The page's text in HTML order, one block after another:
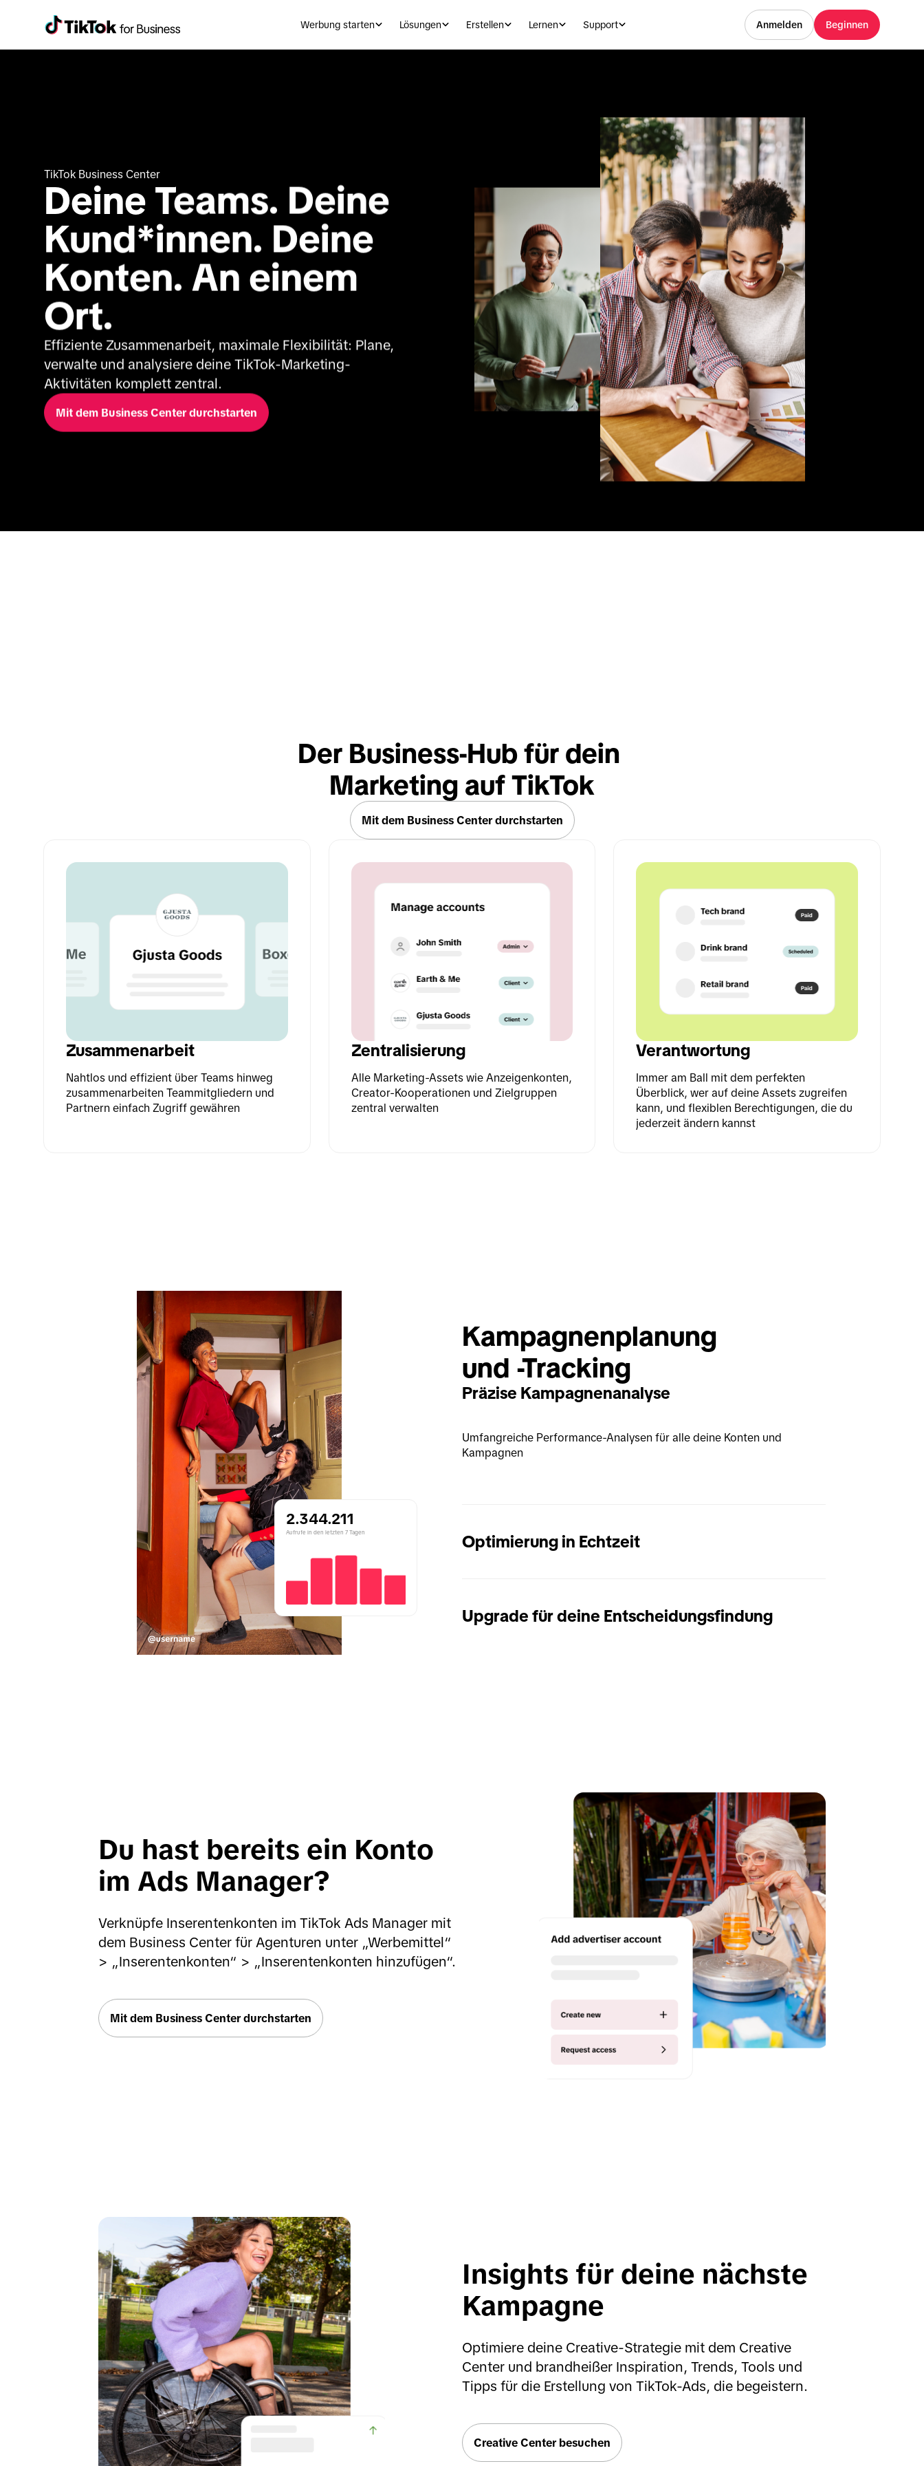
Werbung starten Lösungen Erstellen Lernen Support Anmelden Beginnen
TikTok Business Center
Deine Teams. Deine
Kund*innen. Deine
Konten. An einem
Ort.
Effiziente Zusammenarbeit, maximale Flexibilität: Plane,
verwalte und analysiere deine TikTok-Marketing-
Aktivitäten komplett zentral.
Mit dem Business Center durchstarten
Der Business-Hub für dein
Marketing auf TikTok
Mit dem Business Center durchstarten
Zusammenarbeit
Nahtlos und effizient über Teams hinweg
zusammenarbeiten Teammitgliedern und
Partnern einfach Zugriff gewähren
Zentralisierung
Alle Marketing-Assets wie Anzeigenkonten,
Creator-Kooperationen und Zielgruppen
zentral verwalten
Verantwortung
Immer am Ball mit dem perfekten
Überblick, wer auf deine Assets zugreifen
kann, und flexiblen Berechtigungen, die du
jederzeit ändern kannst
2.344.211
Aufrufe in den letzten 7 Tagen
Kampagnenplanung
und -Tracking
Präzise Kampagnenanalyse
Umfangreiche Performance-Analysen für alle deine Konten und
Kampagnen
Optimierung in Echtzeit
Upgrade für deine Entscheidungsfindung
Du hast bereits ein Konto
im Ads Manager?
Verknüpfe Inserentenkonten im TikTok Ads Manager mit
dem Business Center für Agenturen unter „Werbemittel“
> „Inserentenkonten“ > „Inserentenkonten hinzufügen“.
Mit dem Business Center durchstarten
Insights für deine nächste
Kampagne
Optimiere deine Creative-Strategie mit dem Creative
Center und brandheißer Inspiration, Trends, Tools und
Tipps für die Erstellung von TikTok-Ads, die begeistern.
Creative Center besuchen